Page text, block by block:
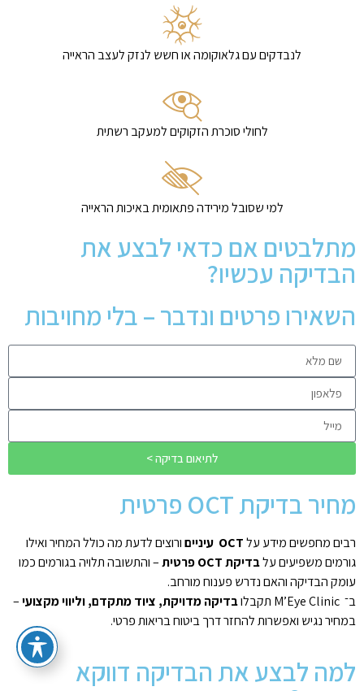
לנבדקים עם גלאוקומה או חשש לנזק לעצב הראייה
לחולי סוכרת הזקוקים למעקב רשתית
למי שסובל מירידה פתאומית באיכות הראייה
מתלבטים אם כדאי לבצע את
הבדיקה עכשיו?
השאירו פרטים ונדבר – בלי מחויבות
לתיאום בדיקה >
מחיר בדיקת OCT פרטית
רבים מחפשים מידע עלOCT עינייםורוצים לדעת מה כולל המחיר ואילו
גורמים משפיעים עלבדיקת פרטית– והתשובה תלויה בגורמים כמו
עומק הבדיקה והאם נדרש פענוח מורחב.
ב־ M’Eye Clinic תקבלו
בדיקה מדויקת, ציוד מתקדם, וליווי מקצועי–
במחיר נגיש ואפשרות להחזר דרך ביטוח בריאות פרטי.
למה לבצע את הבדיקה דווקא